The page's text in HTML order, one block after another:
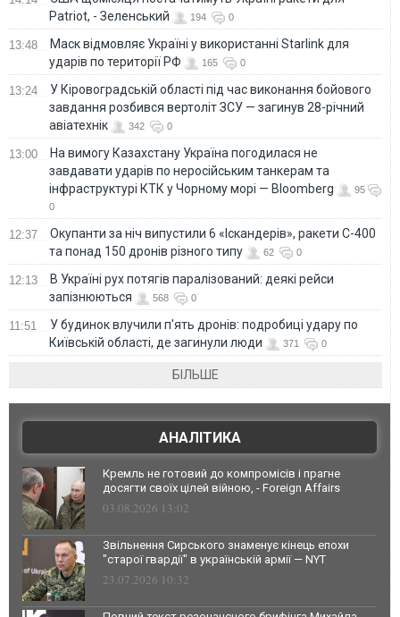
Patriot, - Зеленський
194 0
13:48
Маск відмовляє Україні у використанні Starlink для
ударів по території РФ
165 0
13:24
У Кіровоградській області під час виконання бойового
завдання розбився вертоліт ЗСУ — загинув 28-річний
авіатехнік
342 0
13:00
На вимогу Казахстану Україна погодилася не
завдавати ударів по неросійським танкерам та
інфраструктурі КТК у Чорному морі — Bloomberg
95
0
12:37
Окупанти за ніч випустили 6 «Іскандерів», ракети С-400
та понад 150 дронів різного типу
62 0
12:13
В Україні рух потягів паралізований: деякі рейси
запізнюються
568 0
11:51
У будинок влучили п'ять дронів: подробиці удару по
Київській області, де загинули люди
371 0
БІЛЬШЕ
АНАЛІТИКА
Кремль не готовий до компромісів і прагне
досягти своїх цілей війною, - Foreign Affairs
03.08.2026 13:02
Звільнення Сирського знаменує кінець епохи
"старої гвардії" в українській армії — NYT
23.07.2026 10:32